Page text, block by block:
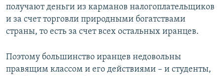
получают деньги из карманов налогоплательщиков
и за счет торговли природными богатствами
страны, то есть за счет всех остальных иранцев.
Поэтому большинство иранцев недовольны
правящим классом и его действиями – и студенты,